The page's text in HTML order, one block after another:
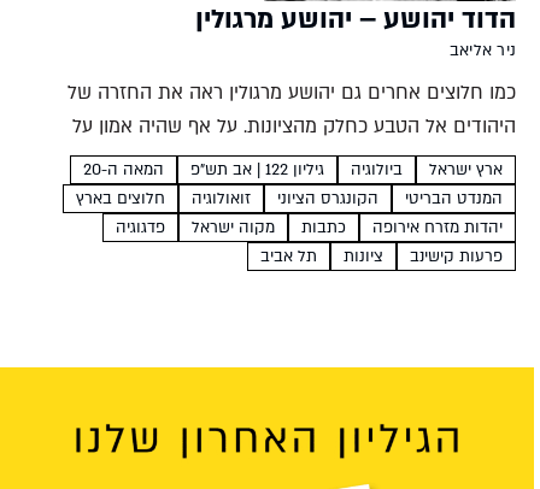
הדוד יהושע – יהושע מרגולין
ניר אליאב
כמו חלוצים אחרים גם יהושע מרגולין ראה את החזרה של
היהודים אל הטבע כחלק מהציונות. על אף שהיה אמון על
המדע ועל אף שפעילותו הולידה מוסדות אקדמיים הוא לא
חיפש את הטבע בנוסחאות ובמיון זנים,...
ארץ ישראל ביולוגיה גיליון 122 | אב תש"פ
המאה ה-20
המנדט הבריטי
הקונגרס הציוני זואולוגיה
חלוצים בארץ
יהדות מזרח אירופה
כתבות מקוה ישראל
פדגוגיה
פרעות קישינב
ציונות תל אביב